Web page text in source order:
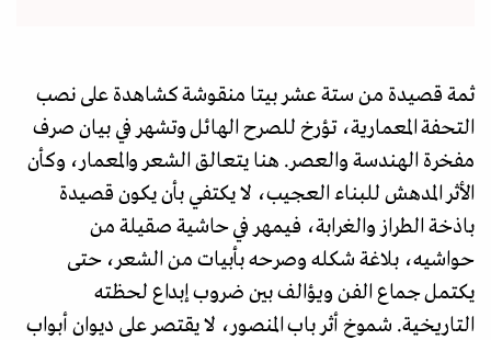
ثمة قصيدة من ستة عشر بيتا منقوشة كشاهدة على نصب
التحفة المعمارية، تؤرخ للصرح الهائل وتشهر في بيان صرف
مفخرة الهندسة والعصر. هنا يتعالق الشعر والمعمار، وكأن
الأثر المدهش للبناء العجيب، لا يكتفي بأن يكون قصيدة
باذخة الطراز والغرابة، فيمهر في حاشية صقيلة من
حواشيه، بلاغة شكله وصرحه بأبيات من الشعر، حتى
يكتمل جماع الفن ويؤالف بين ضروب إبداع لحظته
التاريخية. شموخ أثر باب المنصور، لا يقتصر على ديوان أبواب